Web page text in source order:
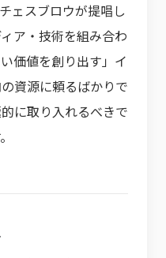
ェスブロウが提唱し
ア・技術を組み合わ
価値を創り出す」イ
資源に頼るばかりで
に取り入れるべきで